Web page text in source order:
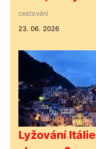
cestování
23. 06. 2026
Lyžování